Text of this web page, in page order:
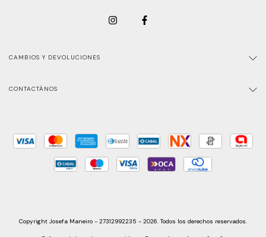
CAMBIOS Y DEVOLUCIONES
CONTACTÁNOS
Copyright Josefa Maneiro - 27312992235 - 2026. Todos los derechos reservados.